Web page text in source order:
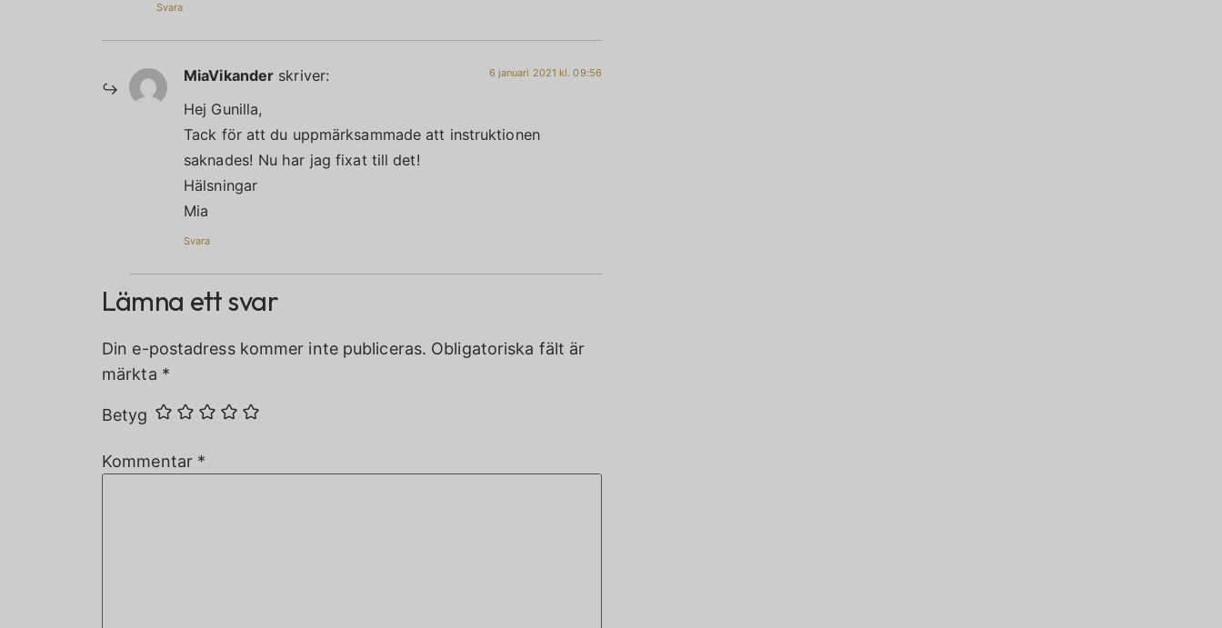
Svara
MiaVikander skriver: 6 januari 2021 kl. 09:56
Hej Gunilla,
Tack för att du uppmärksammade att instruktionen
saknades! Nu har jag fixat till det!
Hälsningar
Mia
Svara
Lämna ett svar
Din e-postadress kommer inte publiceras. Obligatoriska fält är
märkta *
Betyg
Kommentar *